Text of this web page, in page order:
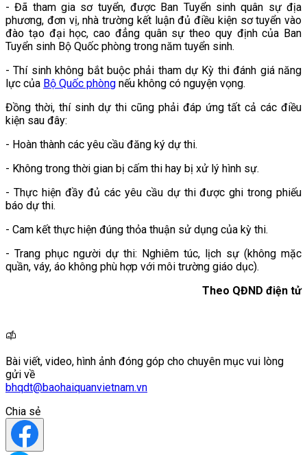
- Đã tham gia sơ tuyển, được Ban Tuyển sinh quân sự địa
phương, đơn vị, nhà trường kết luận đủ điều kiện sơ tuyển vào
đào tạo đại học, cao đẳng quân sự theo quy định của Ban
Tuyển sinh Bộ Quốc phòng trong năm tuyển sinh.
- Thí sinh không bắt buộc phải tham dự Kỳ thi đánh giá năng
lực của Bộ Quốc phòng nếu không có nguyện vọng.
Đồng thời, thí sinh dự thi cũng phải đáp ứng tất cả các điều
kiện sau đây:
- Hoàn thành các yêu cầu đăng ký dự thi.
- Không trong thời gian bị cấm thi hay bị xử lý hình sự.
- Thực hiện đầy đủ các yêu cầu dự thi được ghi trong phiếu
báo dự thi.
- Cam kết thực hiện đúng thỏa thuận sử dụng của kỳ thi.
- Trang phục người dự thi: Nghiêm túc, lịch sự (không mặc
quần, váy, áo không phù hợp với môi trường giáo dục).
Theo QĐND điện tử
Bài viết, video, hình ảnh đóng góp cho chuyên mục vui lòng
gửi về
bhqdt@baohaiquanvietnam.vn
Chia sẻ